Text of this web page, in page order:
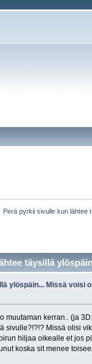
Perä pyrkii sivulle kun lähtee
täysillä
ylöspäin... Missä voisi
muutaman kerran.. (ja
sivulle?!?!? Missä olisi
hiljaa oikealle et jos
koska sit menee